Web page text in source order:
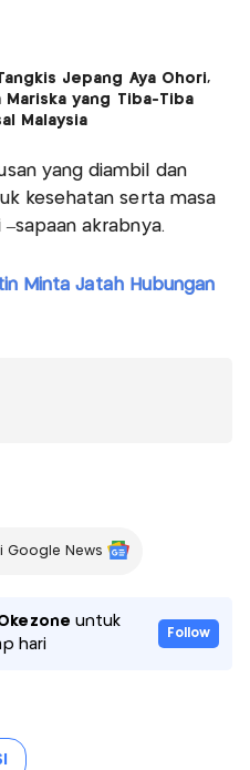
Jepang Aya Ohori,
Mariska yang Tiba-Tiba
Malaysia
yang diambil dan
kesehatan serta masa
akrabnya.
Minta Jatah Hubungan
Google News
untuk
hari
Follow